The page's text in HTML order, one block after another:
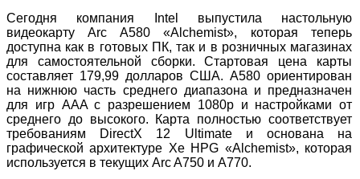
Сегодня компания Intel выпустила настольную
видеокарту Arc A580 «Alchemist», которая теперь
доступна как в готовых ПК, так и в розничных магазинах
для самостоятельной сборки. Стартовая цена карты
составляет 179,99 долларов США. A580 ориентирован
на нижнюю часть среднего диапазона и предназначен
для игр AAA с разрешением 1080p и настройками от
среднего до высокого. Карта полностью соответствует
требованиям DirectX 12 Ultimate и основана на
графической архитектуре Xe HPG «Alchemist», которая
используется в текущих Arc A750 и A770.